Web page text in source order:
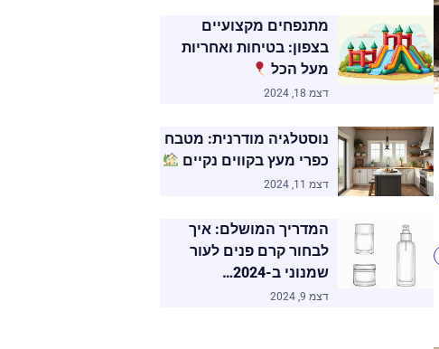
מתנפחים מקצועיים
בצפון: בטיחות ואחריות
מעל הכל
דצמ 18, 2024
נוסטלגיה מודרנית: מטבח
כפרי מעץ בקווים נקיים
דצמ 11, 2024
המדריך המושלם: איך
לבחור קרם פנים לעור
שמנוני ב-2024…
דצמ 9, 2024